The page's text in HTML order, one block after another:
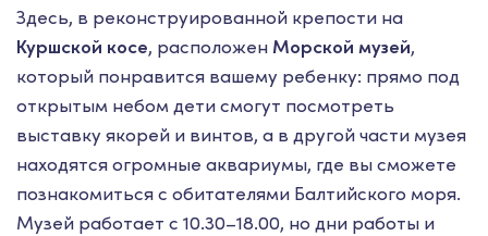
Здесь, в реконструированной крепости на
Куршской косе, расположен Морской музей,
который понравится вашему ребенку: прямо под
открытым небом дети смогут посмотреть
выставку якорей и винтов, а в другой части музея
находятся огромные аквариумы, где вы сможете
познакомиться с обитателями Балтийского моря.
Музей работает с 10.30–18.00, но дни работы и